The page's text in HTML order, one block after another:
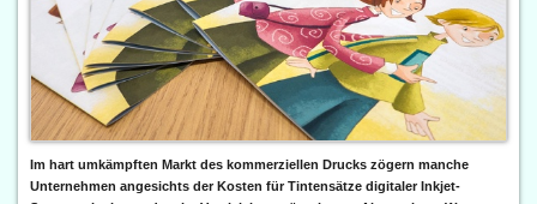
Im hart umkämpften Markt des kommerziellen Drucks zögern manche
Unternehmen angesichts der Kosten für Tintensätze digitaler Inkjet-